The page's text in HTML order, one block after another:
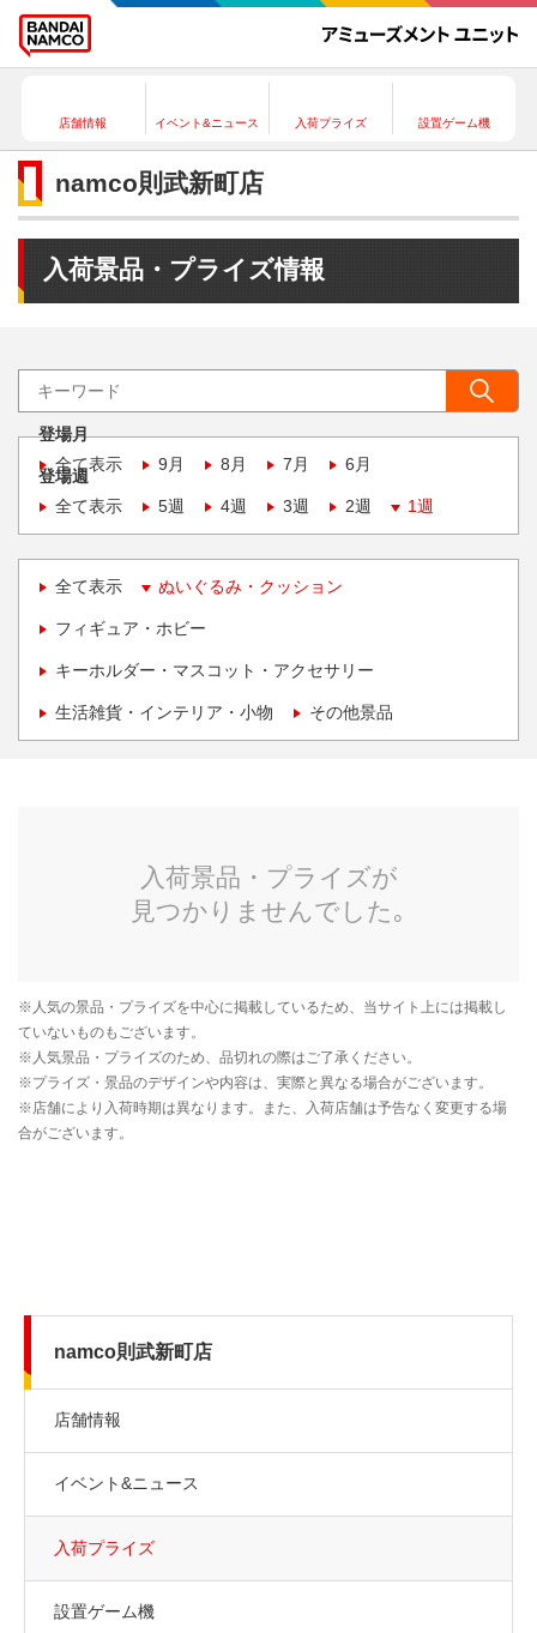
店舗情報 イベント&ニュース 入荷プライズ 設置ゲーム機
namco則武新町店
入荷景品・プライズ情報
登場月
全て表示
9月 8月 7月 6月
登場週
全て表示
5週 4週 3週 2週 1週
全て表示 ぬいぐるみ・クッション
フィギュア・ホビー
キーホルダー・マスコット・アクセサリー
生活雑貨・インテリア・小物 その他景品
namco則武新町店
店舗情報
イベント&ニュース
入荷プライズ
設置ゲーム機